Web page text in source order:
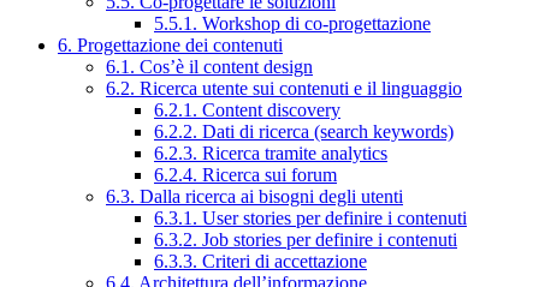
5.5.1. Workshop di co-progettazione
6. Progettazione dei contenuti
6.1. Cos’è il content design
6.2. Ricerca utente sui contenuti e il linguaggio
6.2.1. Content discovery
6.2.2. Dati di ricerca (search keywords)
6.2.3. Ricerca tramite analytics
6.2.4. Ricerca sui forum
6.3. Dalla ricerca ai bisogni degli utenti
6.3.1. User stories per definire i contenuti
6.3.2. Job stories per definire i contenuti
6.3.3. Criteri di accettazione
6.4. Architettura dell’informazione